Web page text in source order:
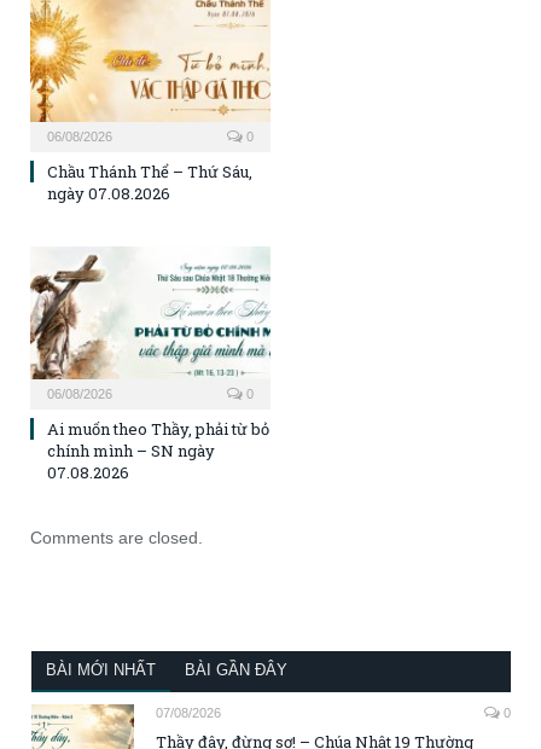
06/08/2026 0
Chầu Thánh Thể – Thứ Sáu,
ngày 07.08.2026
06/08/2026 0
Ai muốn theo Thầy, phải từ bỏ
chính mình – SN ngày
07.08.2026
Comments are closed.
BÀI MỚI NHẤT BÀI GẦN ĐÂY
07/08/2026 0
Thầy đây, đừng sợ! – Chúa Nhật 19 Thường